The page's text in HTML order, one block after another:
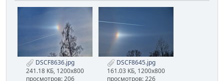
DSCF8636.jpg
241.18 КБ, 1200x800
просмотров: 206
DSCF8645.jpg
161.03 КБ, 1200x800
просмотров: 226